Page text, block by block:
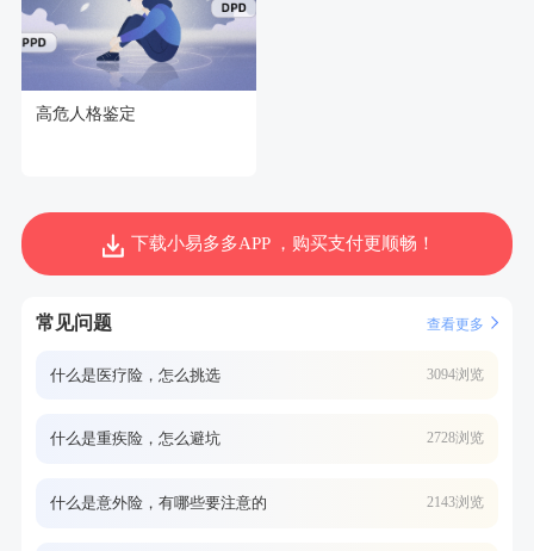
高危人格鉴定
下载小易多多APP ，购买支付更顺畅！
常见问题 查看更多
什么是医疗险，怎么挑选 3094浏览
什么是重疾险，怎么避坑 2728浏览
什么是意外险，有哪些要注意的 2143浏览